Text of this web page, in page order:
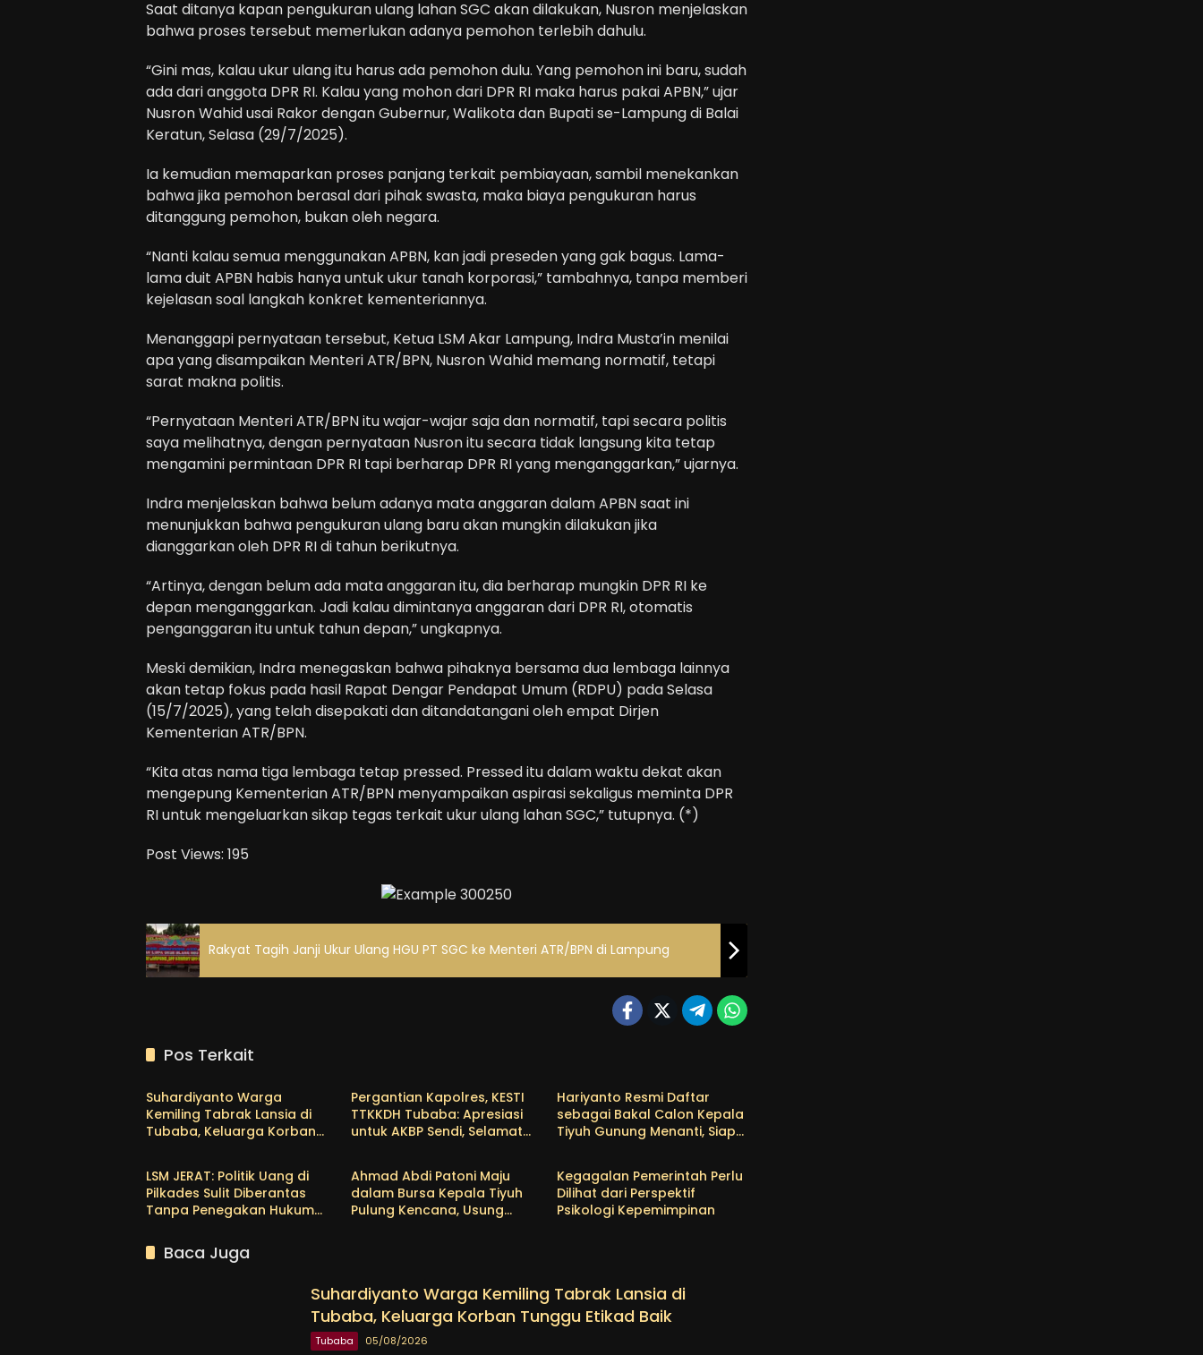
Saat ditanya kapan pengukuran ulang lahan SGC akan dilakukan, Nusron menjelaskan
bahwa proses tersebut memerlukan adanya pemohon terlebih dahulu.
“Gini mas, kalau ukur ulang itu harus ada pemohon dulu. Yang pemohon ini baru, sudah
ada dari anggota DPR RI. Kalau yang mohon dari DPR RI maka harus pakai APBN,” ujar
Nusron Wahid usai Rakor dengan Gubernur, Walikota dan Bupati se-Lampung di Balai
Keratun, Selasa (29/7/2025).
Ia kemudian memaparkan proses panjang terkait pembiayaan, sambil menekankan
bahwa jika pemohon berasal dari pihak swasta, maka biaya pengukuran harus
ditanggung pemohon, bukan oleh negara.
“Nanti kalau semua menggunakan APBN, kan jadi preseden yang gak bagus. Lama-
lama duit APBN habis hanya untuk ukur tanah korporasi,” tambahnya, tanpa memberi
kejelasan soal langkah konkret kementeriannya.
Menanggapi pernyataan tersebut, Ketua LSM Akar Lampung, Indra Musta’in menilai
apa yang disampaikan Menteri ATR/BPN, Nusron Wahid memang normatif, tetapi
sarat makna politis.
“Pernyataan Menteri ATR/BPN itu wajar-wajar saja dan normatif, tapi secara politis
saya melihatnya, dengan pernyataan Nusron itu secara tidak langsung kita tetap
mengamini permintaan DPR RI tapi berharap DPR RI yang menganggarkan,” ujarnya.
Indra menjelaskan bahwa belum adanya mata anggaran dalam APBN saat ini
menunjukkan bahwa pengukuran ulang baru akan mungkin dilakukan jika
dianggarkan oleh DPR RI di tahun berikutnya.
“Artinya, dengan belum ada mata anggaran itu, dia berharap mungkin DPR RI ke
depan menganggarkan. Jadi kalau dimintanya anggaran dari DPR RI, otomatis
penganggaran itu untuk tahun depan,” ungkapnya.
Meski demikian, Indra menegaskan bahwa pihaknya bersama dua lembaga lainnya
akan tetap fokus pada hasil Rapat Dengar Pendapat Umum (RDPU) pada Selasa
(15/7/2025), yang telah disepakati dan ditandatangani oleh empat Dirjen
Kementerian ATR/BPN.
“Kita atas nama tiga lembaga tetap pressed. Pressed itu dalam waktu dekat akan
mengepung Kementerian ATR/BPN menyampaikan aspirasi sekaligus meminta DPR
RI untuk mengeluarkan sikap tegas terkait ukur ulang lahan SGC,” tutupnya. (*)
Post Views: 195
Rakyat Tagih Janji Ukur Ulang HGU PT SGC ke Menteri ATR/BPN di Lampung
Pos Terkait
Tubaba
Suhardiyanto Warga
Kemiling Tabrak Lansia di
Tubaba, Keluarga Korban
Pergantian Kapolres, KESTI
TTKKDH Tubaba: Apresiasi
untuk AKBP Sendi, Selamat
Hariyanto Resmi Daftar
sebagai Bakal Calon Kepala
Tiyuh Gunung Menanti, Siap
Kesejahteraan Warga
Tubaba
LSM JERAT: Politik Uang di
Pilkades Sulit Diberantas
Tanpa Penegakan Hukum
Tubaba
Ahmad Abdi Patoni Maju
dalam Bursa Kepala Tiyuh
Pulung Kencana, Usung
Tubaba
Kegagalan Pemerintah Perlu
Dilihat dari Perspektif
Psikologi Kepemimpinan
Baca Juga
Suhardiyanto Warga Kemiling Tabrak Lansia di
Tubaba, Keluarga Korban Tunggu Etikad Baik
Tubaba 05/08/2026